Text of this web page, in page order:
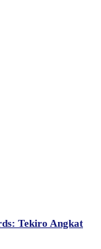
Tekiro Angkat